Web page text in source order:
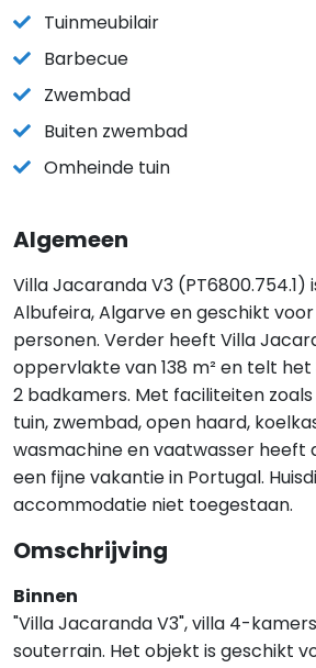
Tuinmeubilair
Barbecue
Zwembad
Buiten zwembad
Omheinde tuin
Algemeen
Villa Jacaranda V3 (PT6800.754.1)
Albufeira, Algarve en geschikt
personen. Verder heeft Villa
oppervlakte van 138 m² en telt
2 badkamers. Met faciliteiten
tuin, zwembad, open haard,
wasmachine en vaatwasser heeft
een fijne vakantie in Portugal.
accommodatie niet toegestaan.
Omschrijving
Binnen
"Villa Jacaranda V3", villa 4-kamers
souterrain. Het objekt is geschikt